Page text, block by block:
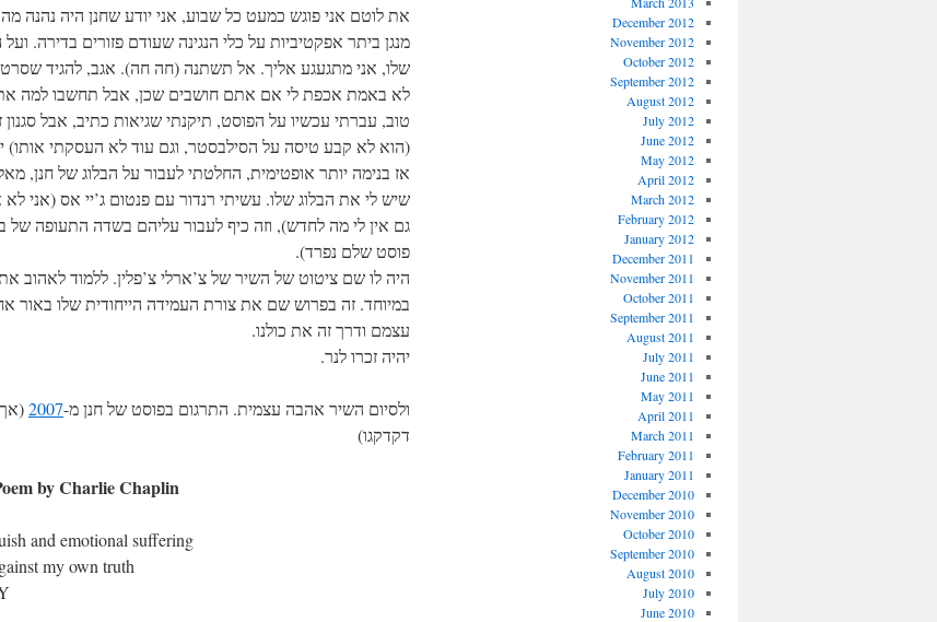
את לוטם אני פוגש כמעט כל שבוע, אני יודע שחנן היה נהנה
מנגן ביתר אפקטיביות על כלי הנגינה שעודם פזורים בדירה.
שלו, אני מתגעגע אליך. אל תשתנה (חה חה). אגב, להגיד
לא באמת אכפת לי אם אתם חושבים שכן, אבל תחשבו למה
טוב, עברתי עכשיו על הפוסט, תיקנתי שגיאות כתיב, אבל
(הוא לא קבע טיסה על הסילבסטר, וגם עוד לא העסקתי אותו)
אז בנימה יותר אופטימית, החלטתי לעבור על הבלוג של חנן,
שיש לי את הבלוג שלו. עשיתי רנדור עם פנטום ג’יי אס (אני
פוסט שלם נפרד).
היה לו שם ציטוט של השיר של צ’ארלי צ’פלין. ללמוד לאהוב
במיוחד. זה בפרוש שם את צורת העמידה הייחודית שלו באור
עצמם ודרך זה את כולנו.
יהיה זכרו לנר.
ולסיום השיר אהבה עצמית. התרגום בפוסט של חנן מ-2007
דקדקגו)
by Charlie Chaplin
and emotional suffering
my own truth.
December 2012
November 2012
October 2012
September 2012
August 2012
July 2012
June 2012
May 2012
April 2012
March 2012
February 2012
January 2012
December 2011
November 2011
October 2011
September 2011
August 2011
July 2011
June 2011
May 2011
April 2011
March 2011
February 2011
January 2011
December 2010
November 2010
October 2010
September 2010
August 2010
July 2010
June 2010